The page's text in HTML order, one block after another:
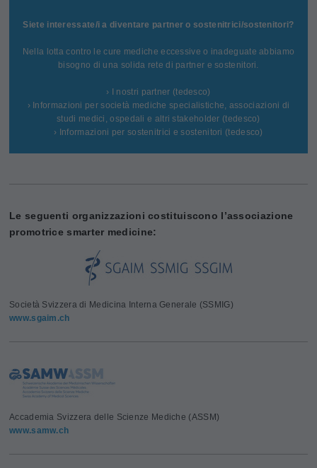
Siete interessate/i a diventare partner o sostenitrici/sostenitori?
Nella lotta contro le cure mediche eccessive o inadeguate abbiamo
bisogno di una solida rete di partner e sostenitori.
› I nostri partner (tedesco)
› Informazioni per società mediche specialistiche, associazioni di
studi medici, ospedali e altri stakeholder (tedesco)
› Informazioni per sostenitrici e sostenitori (tedesco)
Le seguenti organizzazioni costituiscono l’associazione
promotrice smarter medicine:
Società Svizzera di Medicina Interna Generale (SSMIG)
www.sgaim.ch
Accademia Svizzera delle Scienze Mediche (ASSM)
www.samw.ch